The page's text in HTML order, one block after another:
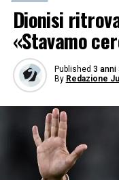
Dionisi
«Stavamo
Published 3 anni
By Redazione